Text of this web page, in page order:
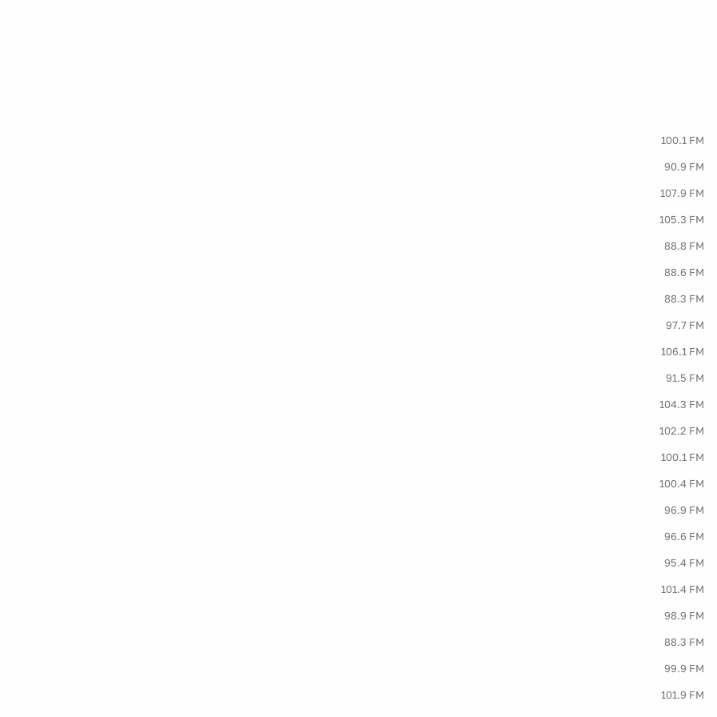
100.1 FM
90.9 FM
107.9 FM
105.3 FM
88.8 FM
88.6 FM
88.3 FM
97.7 FM
106.1 FM
91.5 FM
104.3 FM
102.2 FM
100.1 FM
100.4 FM
96.9 FM
96.6 FM
95.4 FM
101.4 FM
98.9 FM
88.3 FM
99.9 FM
101.9 FM